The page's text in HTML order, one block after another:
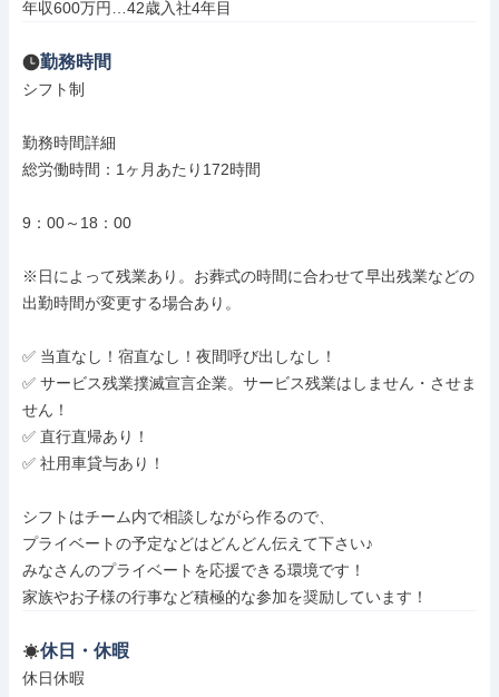
年収600万円…42歳入社4年目
勤務時間
シフト制
勤務時間詳細
総労働時間：1ヶ月あたり172時間
9：00～18：00
※日によって残業あり。お葬式の時間に合わせて早出残業などの
出勤時間が変更する場合あり。
✅ 当直なし！宿直なし！夜間呼び出しなし！
✅ サービス残業撲滅宣言企業。サービス残業はしません・させま
せん！
✅ 直行直帰あり！
✅ 社用車貸与あり！
シフトはチーム内で相談しながら作るので、
プライベートの予定などはどんどん伝えて下さい♪
みなさんのプライベートを応援できる環境です！
家族やお子様の行事など積極的な参加を奨励しています！
休日・休暇
休日休暇